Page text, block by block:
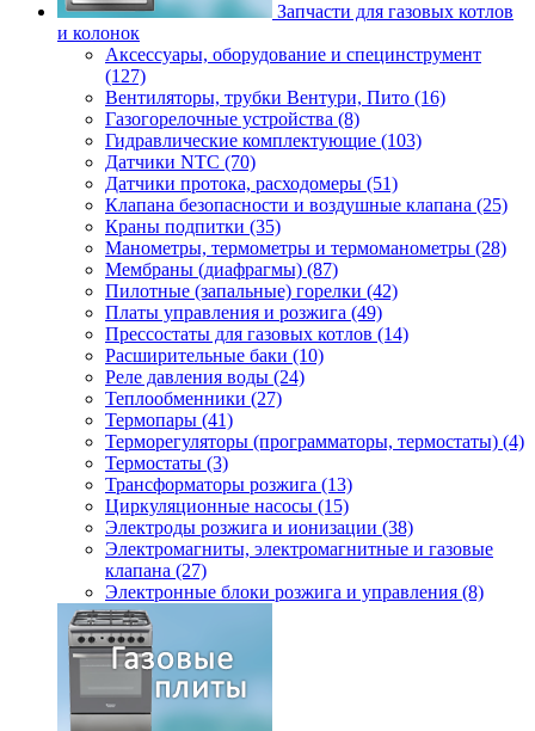
Запчасти для газовых котлов
и колонок
Аксессуары, оборудование и специнструмент
(127)
Вентиляторы, трубки Вентури, Пито (16)
Газогорелочные устройства (8)
Гидравлические комплектующие (103)
Датчики NTC (70)
Датчики протока, расходомеры (51)
Клапана безопасности и воздушные клапана (25)
Краны подпитки (35)
Манометры, термометры и термоманометры (28)
Мембраны (диафрагмы) (87)
Пилотные (запальные) горелки (42)
Платы управления и розжига (49)
Прессостаты для газовых котлов (14)
Расширительные баки (10)
Реле давления воды (24)
Теплообменники (27)
Термопары (41)
Терморегуляторы (программаторы, термостаты) (4)
Термостаты (3)
Трансформаторы розжига (13)
Циркуляционные насосы (15)
Электроды розжига и ионизации (38)
Электромагниты, электромагнитные и газовые
клапана (27)
Электронные блоки розжига и управления (8)